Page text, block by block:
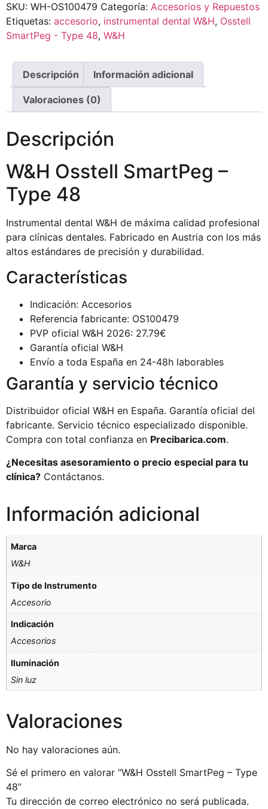
SKU: WH-OS100479 Categoría: Accesorios y Repuestos
Etiquetas: accesorio, instrumental dental W&H, Osstell
SmartPeg - Type 48, W&H
Descripción Información adicional
Valoraciones (0)
Descripción
W&H Osstell SmartPeg –
Type 48
Instrumental dental W&H de máxima calidad profesional
para clínicas dentales. Fabricado en Austria con los más
altos estándares de precisión y durabilidad.
Características
Indicación: Accesorios
Referencia fabricante: OS100479
PVP oficial W&H 2026: 27.79€
Garantía oficial W&H
Envío a toda España en 24-48h laborables
Garantía y servicio técnico
Distribuidor oficial W&H en España. Garantía oficial del
fabricante. Servicio técnico especializado disponible.
Compra con total confianza en Precibarica.com.
¿Necesitas asesoramiento o precio especial para tu
clínica? Contáctanos.
Información adicional
Marca
W&H
Tipo de Instrumento
Accesorio
Indicación
Accesorios
Iluminación
Sin luz
Valoraciones
No hay valoraciones aún.
Sé el primero en valorar “W&H Osstell SmartPeg – Type
48”
Tu dirección de correo electrónico no será publicada.